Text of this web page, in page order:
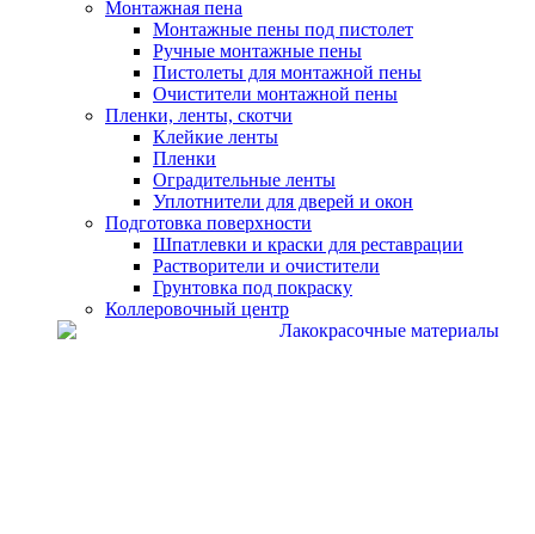
Монтажная пена
Монтажные пены под пистолет
Ручные монтажные пены
Пистолеты для монтажной пены
Очистители монтажной пены
Пленки, ленты, скотчи
Клейкие ленты
Пленки
Оградительные ленты
Уплотнители для дверей и окон
Подготовка поверхности
Шпатлевки и краски для реставрации
Растворители и очистители
Грунтовка под покраску
Коллеровочный центр